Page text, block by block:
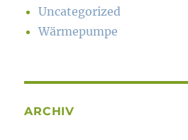
Uncategorized
Wärmepumpe
ARCHIV